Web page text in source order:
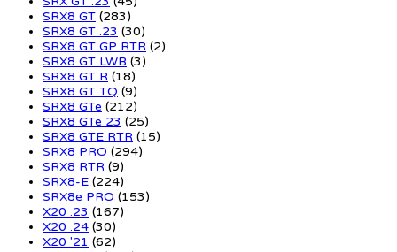
SRX8 GT (283)
SRX8 GT .23 (30)
SRX8 GT GP RTR (2)
SRX8 GT LWB (3)
SRX8 GT R (18)
SRX8 GT TQ (9)
SRX8 GTe (212)
SRX8 GTe 23 (25)
SRX8 GTE RTR (15)
SRX8 PRO (294)
SRX8 RTR (9)
SRX8-E (224)
SRX8e PRO (153)
X20 .23 (167)
X20 .24 (30)
X20 '21 (62)